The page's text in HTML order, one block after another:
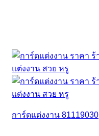
การ์ดแต่งงาน 81119030